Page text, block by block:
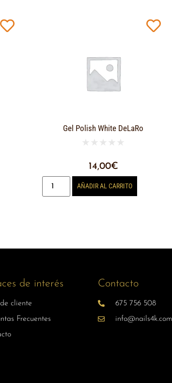
Gel Polish White DeLaRo
★ ★ ★ ★ ★
14,00€
AÑADIR AL CARRITO
de interés
cliente
Frecuentes
Contacto
675 756 508
info@nails4k.com